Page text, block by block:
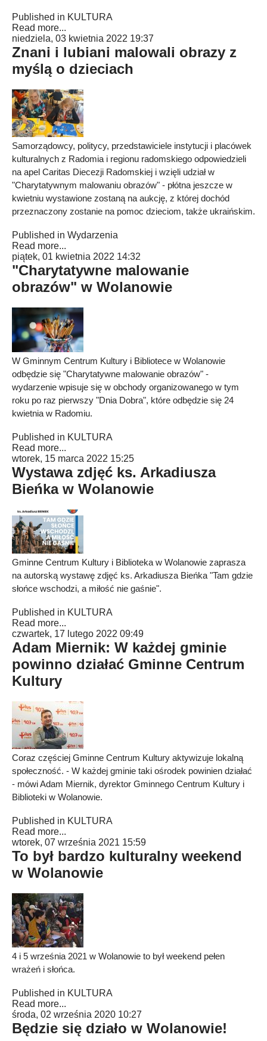
Published in KULTURA
Read more...
niedziela, 03 kwietnia 2022 19:37
Znani i lubiani malowali obrazy z
myślą o dzieciach
Samorządowcy, politycy, przedstawiciele instytucji i placówek
kulturalnych z Radomia i regionu radomskiego odpowiedzieli
na apel Caritas Diecezji Radomskiej i wzięli udział w
"Charytatywnym malowaniu obrazów" - płótna jeszcze w
kwietniu wystawione zostaną na aukcję, z której dochód
przeznaczony zostanie na pomoc dzieciom, także ukraińskim.
Published in Wydarzenia
Read more...
piątek, 01 kwietnia 2022 14:32
"Charytatywne malowanie
obrazów" w Wolanowie
W Gminnym Centrum Kultury i Bibliotece w Wolanowie
odbędzie się "Charytatywne malowanie obrazów" -
wydarzenie wpisuje się w obchody organizowanego w tym
roku po raz pierwszy "Dnia Dobra", które odbędzie się 24
kwietnia w Radomiu.
Published in KULTURA
Read more...
wtorek, 15 marca 2022 15:25
Wystawa zdjęć ks. Arkadiusza
Bieńka w Wolanowie
Gminne Centrum Kultury i Biblioteka w Wolanowie zaprasza
na autorską wystawę zdjęć ks. Arkadiusza Bieńka "Tam gdzie
słońce wschodzi, a miłość nie gaśnie".
Published in KULTURA
Read more...
czwartek, 17 lutego 2022 09:49
Adam Miernik: W każdej gminie
powinno działać Gminne Centrum
Kultury
Coraz częściej Gminne Centrum Kultury aktywizuje lokalną
społeczność. - W każdej gminie taki ośrodek powinien działać
- mówi Adam Miernik, dyrektor Gminnego Centrum Kultury i
Biblioteki w Wolanowie.
Published in KULTURA
Read more...
wtorek, 07 września 2021 15:59
To był bardzo kulturalny weekend
w Wolanowie
4 i 5 września 2021 w Wolanowie to był weekend pełen
wrażeń i słońca.
Published in KULTURA
Read more...
środa, 02 września 2020 10:27
Będzie się działo w Wolanowie!